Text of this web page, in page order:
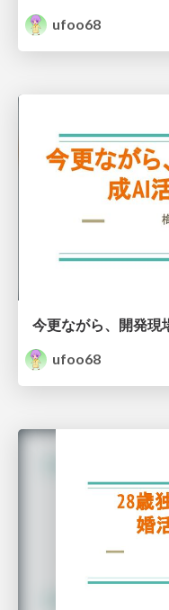
ufoo68
今更ながら、開発現
ufoo68